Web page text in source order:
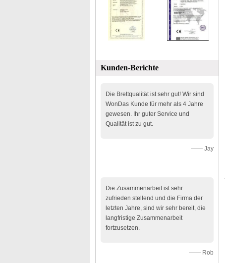
Kunden-Berichte
Die Brettqualität ist sehr gut! Wir sind
WonDas Kunde für mehr als 4 Jahre
gewesen. Ihr guter Service und
Qualität ist zu gut.
—— Jay
Die Zusammenarbeit ist sehr
zufrieden stellend und die Firma der
letzten Jahre, sind wir sehr bereit, die
langfristige Zusammenarbeit
fortzusetzen.
—— Rob